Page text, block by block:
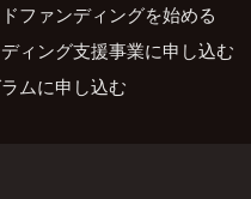
ファンディングを始める
ィング支援事業に申し込む
ムに申し込む